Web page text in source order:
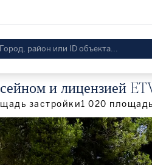
и лицензией
застройки1 020